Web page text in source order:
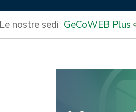
Le nostre sedi GeCoWEB Plus